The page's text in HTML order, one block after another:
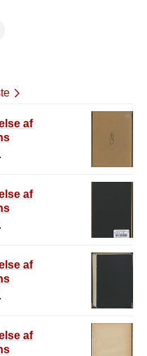
af
af
af
af